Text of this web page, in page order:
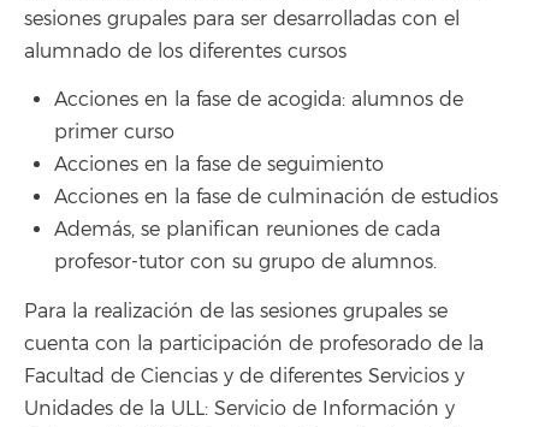
sesiones grupales para ser desarrolladas con el
alumnado de los diferentes cursos
Acciones en la fase de acogida: alumnos de
primer curso
Acciones en la fase de seguimiento
Acciones en la fase de culminación de estudios
Además, se planifican reuniones de cada
profesor-tutor con su grupo de alumnos.
Para la realización de las sesiones grupales se
cuenta con la participación de profesorado de la
Facultad de Ciencias y de diferentes Servicios y
Unidades de la ULL: Servicio de Información y